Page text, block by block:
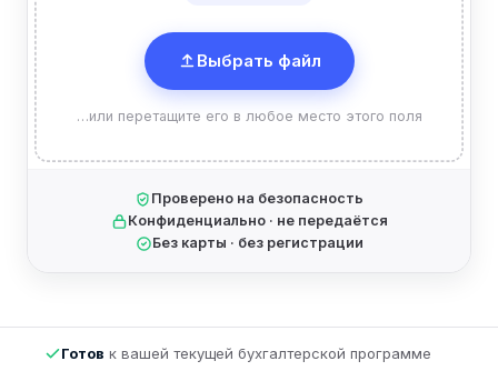
Выбрать файл
…или перетащите его в любое место этого поля
Проверено на безопасность
Конфиденциально · не передаётся
Без карты · без регистрации
Готов к вашей текущей бухгалтерской программе